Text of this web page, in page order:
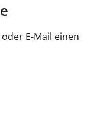
E-Mail einen